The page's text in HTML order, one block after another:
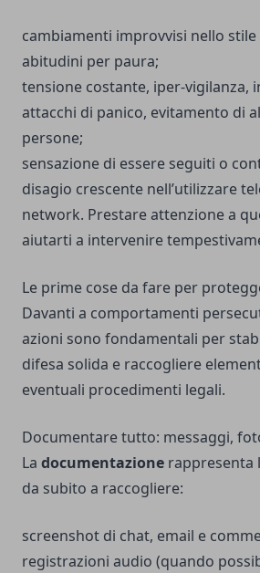
cambiamenti improvvisi nello
abitudini per paura;
tensione costante, iper-vigilanza,
attacchi di panico, evitamento di
persone;
sensazione di essere seguiti o
disagio crescente nell’utilizzare
network. Prestare attenzione a
aiutarti a intervenire
Le prime cose da fare per
Davanti a comportamenti
azioni sono fondamentali per
difesa solida e raccogliere
eventuali procedimenti legali.
Documentare tutto: messaggi,
La documentazione rappresenta
da subito a raccogliere:
screenshot di chat, email e
registrazioni audio (quando